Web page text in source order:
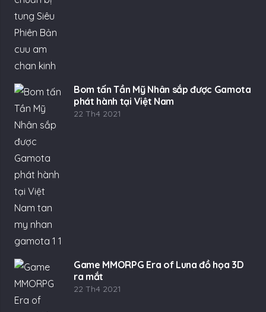
Bom tấn Tần Mỹ Nhân sắp được Gamota
phát hành tại Việt Nam
22 Th4 2021
Game MMORPG Era of Luna đồ họa 3D
ra mắt
22 Th4 2021